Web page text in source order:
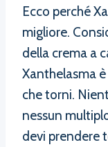
Ecco perché
migliore.
della crema a
Xanthelasma
che torni.
nessun
devi prendere